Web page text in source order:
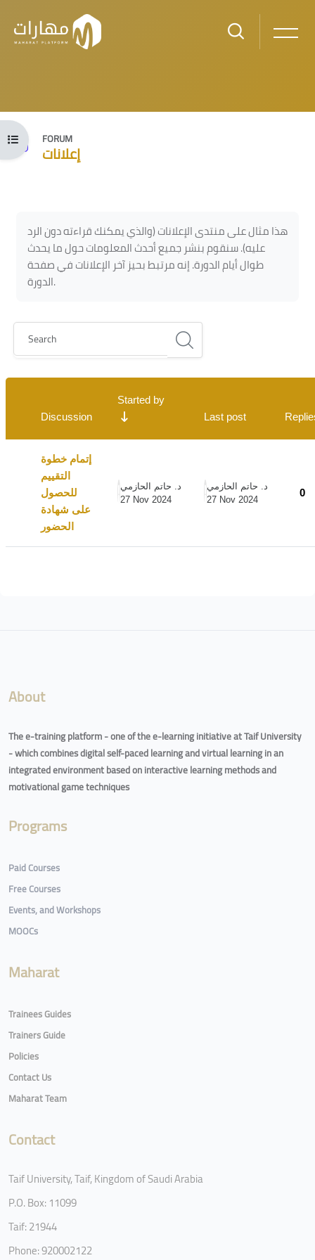
Skip to main content
FORUM
إعلانات
Open course index
Blocks
هذا مثال على منتدى الإعلانات (والذي يمكنك قراءته دون الرد
عليه). سنقوم بنشر جميع أحدث المعلومات حول ما يحدث
طوال أيام الدورة. إنه مرتبط بحيز آخر الإعلانات في صفحة
الدورة.
Search
List of discussions. Showing 1 of 1 discussions
Discussion
Started by
Last post
إتمام خطوة
التقييم
للحصول
على شهادة
الحضور
د. حاتم الحازمي
27 Nov 2024
د. حاتم الحازمي
27 Nov 2024
0
About
The e-training platform - one of the e-learning initiative at Taif University
- which combines digital self-paced learning and virtual learning in an
integrated environment based on interactive learning methods and
motivational game techniques
Programs
Paid Courses
Free Courses
Events, and Workshops
MOOCs
Maharat
Trainees Guides
Trainers Guide
Policies
Contact Us
Maharat Team
Contact
Taif University, Taif, Kingdom of Saudi Arabia
P.O. Box: 11099
Taif: 21944
Phone: 920002122